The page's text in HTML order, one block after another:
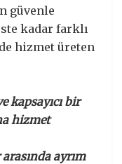
güvenle
kadar farklı
hizmet üreten
kapsayıcı bir
hizmet
ayrım